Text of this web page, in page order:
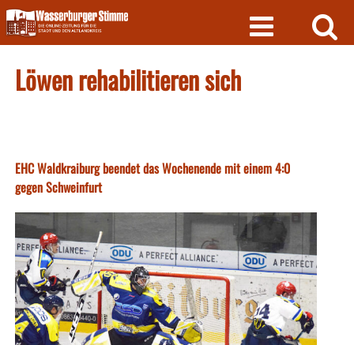
Skip
to
content
Löwen rehabilitieren sich
EHC Waldkraiburg beendet das Wochenende mit einem 4:0
gegen Schweinfurt